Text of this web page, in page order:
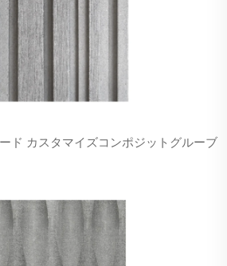
ド カスタマイズコンポジットグルーブ